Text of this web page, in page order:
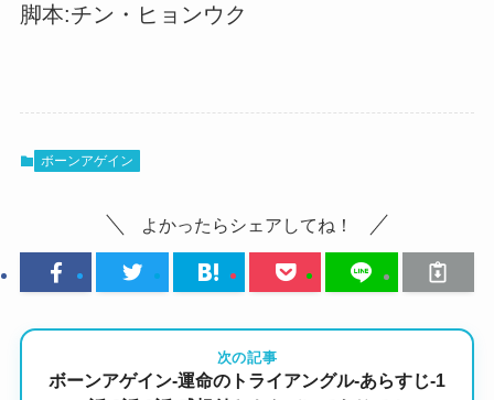
脚本:チン・ヒョンウク
ボーンアゲイン
よかったらシェアしてね！
次の記事
ボーンアゲイン-運命のトライアングル-あらすじ-1